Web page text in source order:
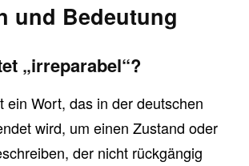
und Bedeutung
„irreparabel“?
ein Wort, das in der deutschen
wird, um einen Zustand oder
der nicht rückgängig